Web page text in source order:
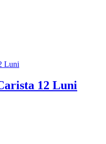
12 Luni